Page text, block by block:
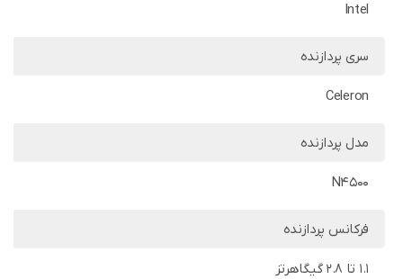
Intel
سری پردازنده
Celeron
مدل پردازنده
N4500
فرکانس پردازنده
1.1 تا 2.8 گیگاهرتز